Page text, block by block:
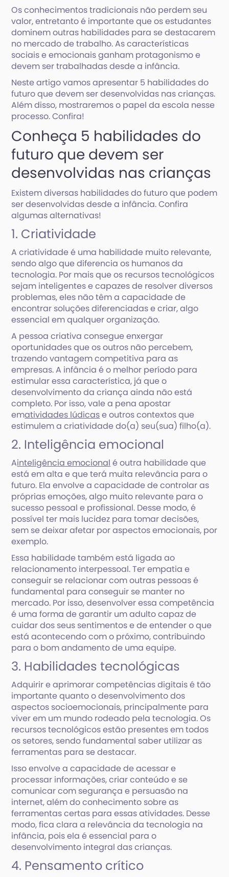
Os conhecimentos tradicionais não perdem seu
valor, entretanto é importante que os estudantes
dominem outras habilidades para se destacarem
no mercado de trabalho. As características
sociais e emocionais ganham protagonismo e
devem ser trabalhadas desde a infância.
Neste artigo vamos apresentar 5 habilidades do
futuro que devem ser desenvolvidas nas crianças.
Além disso, mostraremos o papel da escola nesse
processo. Confira!
Conheça 5 habilidades do
futuro que devem ser
desenvolvidas nas crianças
Existem diversas habilidades do futuro que podem
ser desenvolvidas desde a infância. Confira
algumas alternativas!
1. Criatividade
A criatividade é uma habilidade muito relevante,
sendo algo que diferencia os humanos da
tecnologia. Por mais que os recursos tecnológicos
sejam inteligentes e capazes de resolver diversos
problemas, eles não têm a capacidade de
encontrar soluções diferenciadas e criar, algo
essencial em qualquer organização.
A pessoa criativa consegue enxergar
oportunidades que os outros não percebem,
trazendo vantagem competitiva para as
empresas. A infância é o melhor período para
estimular essa característica, já que o
desenvolvimento da criança ainda não está
completo. Por isso, vale a pena apostar
ematividades lúdicase outros contextos que
estimulem a criatividade do(a) seu(sua) filho(a).
2. Inteligência emocional
Ainteligência emocional é outra habilidade que
está em alta e que terá muita relevância para o
futuro. Ela envolve a capacidade de controlar as
próprias emoções, algo muito relevante para o
sucesso pessoal e profissional. Desse modo, é
possível ter mais lucidez para tomar decisões,
sem se deixar afetar por aspectos emocionais, por
exemplo.
Essa habilidade também está ligada ao
relacionamento interpessoal. Ter empatia e
conseguir se relacionar com outras pessoas é
fundamental para conseguir se manter no
mercado. Por isso, desenvolver essa competência
é uma forma de garantir um adulto capaz de
cuidar dos seus sentimentos e de entender o que
está acontecendo com o próximo, contribuindo
para o bom andamento de uma equipe.
3. Habilidades tecnológicas
Adquirir e aprimorar competências digitais é tão
importante quanto o desenvolvimento dos
aspectos socioemocionais, principalmente para
viver em um mundo rodeado pela tecnologia. Os
recursos tecnológicos estão presentes em todos
os setores, sendo fundamental saber utilizar as
ferramentas para se destacar.
Isso envolve a capacidade de acessar e
processar informações, criar conteúdo e se
comunicar com segurança e persuasão na
internet, além do conhecimento sobre as
ferramentas certas para essas atividades. Desse
modo, fica clara a relevância da tecnologia na
infância, pois ela é essencial para o
desenvolvimento integral das crianças.
4. Pensamento crítico